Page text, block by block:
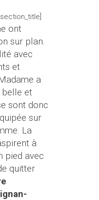
ont
sur plan.
avec
et
a
belle et
sont donc
sur
La
à
pied avec
quitter